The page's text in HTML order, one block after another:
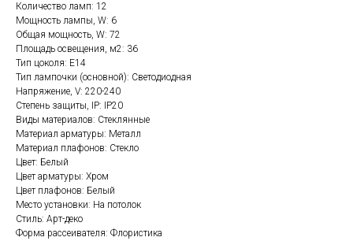
Количество ламп: 12
Мощность лампы, W: 6
Общая мощность, W: 72
Площадь освещения, м2: 36
Тип цоколя: E14
Тип лампочки (основной): Светодиодная
Напряжение, V: 220-240
Степень защиты, IP: IP20
Виды материалов: Стеклянные
Материал арматуры: Металл
Материал плафонов: Стекло
Цвет: Белый
Цвет арматуры: Хром
Цвет плафонов: Белый
Место установки: На потолок
Стиль: Арт-деко
Форма рассеивателя: Флористика